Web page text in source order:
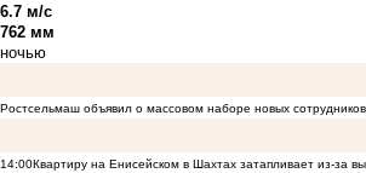
6.7 м/с
762 мм
ночью
Ростсельмаш объявил о массовом наборе новых сотрудников
14:00Квартиру на Енисейском в Шахтах затапливает из-за